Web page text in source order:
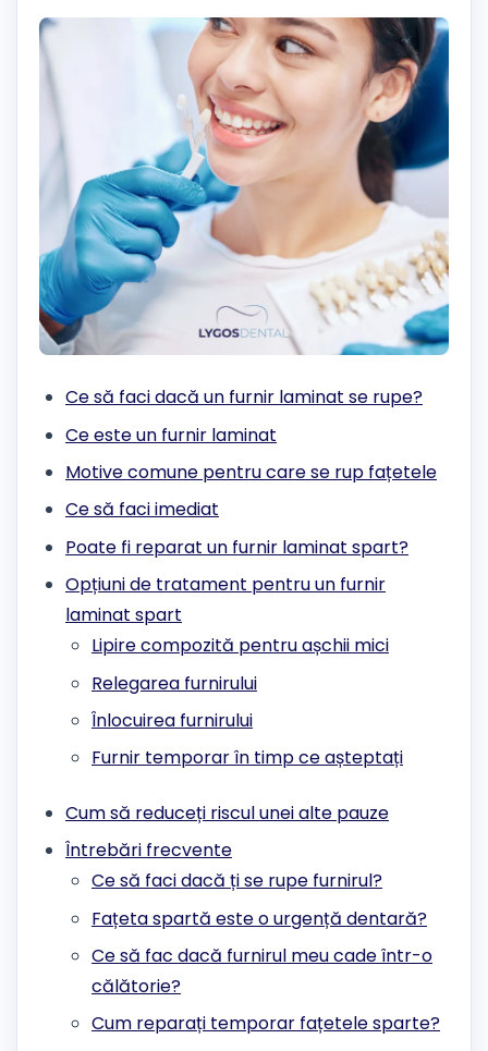
Ce să faci dacă un furnir laminat se rupe?
Ce este un furnir laminat
Motive comune pentru care se rup fațetele
Ce să faci imediat
Poate fi reparat un furnir laminat spart?
Opțiuni de tratament pentru un furnir
laminat spart
Lipire compozită pentru așchii mici
Relegarea furnirului
Înlocuirea furnirului
Furnir temporar în timp ce așteptați
Cum să reduceți riscul unei alte pauze
Întrebări frecvente
Ce să faci dacă ți se rupe furnirul?
Fațeta spartă este o urgență dentară?
Ce să fac dacă furnirul meu cade într-o
călătorie?
Cum reparați temporar fațetele sparte?